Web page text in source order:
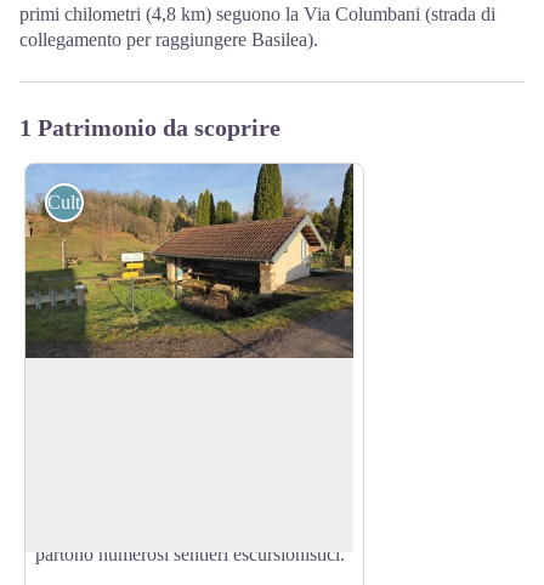
primi chilometri (4,8 km) seguono la Via Columbani (strada di
collegamento per raggiungere Basilea).
1 Patrimonio da scoprire
Culturali
partono numerosi sentieri escursionistici.